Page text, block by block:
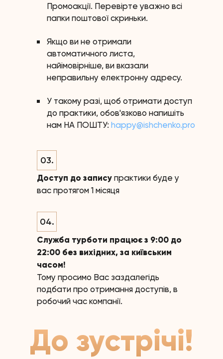
Промоакції. Перевірте уважно всі
папки поштової скриньки.
Якщо ви не отримали
автоматичного листа,
найімовірніше, ви вказали
неправильну електронну адресу.
У такому разі, щоб отримати доступ
до практики, обов'язково напишіть
нам НА ПОШТУ: happy@ishchenko.pro
04.
Служба турботи працює з 9:00 до
22:00 без вихідних, за київським
часом!
Тому просимо Вас заздалегідь
подбати про отримання доступів, в
робочий час компанії.
03.
Доступ до запису практики буде у
вас протягом 1 місяця
До зустрічі!